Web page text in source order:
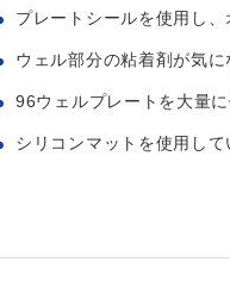
プレートシールを使用し
ウェル部分の粘着剤が気に
96ウェルプレートを大量
シリコンマットを使用し